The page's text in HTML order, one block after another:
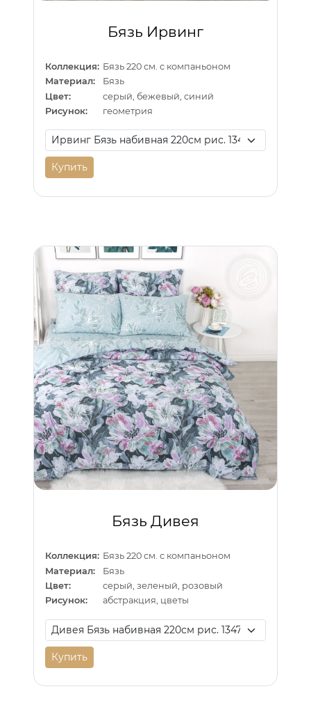
Бязь Ирвинг
Коллекция: Бязь 220 см. с компаньоном
Материал:
Бязь
Цвет:
серый, бежевый, синий
Рисунок:
геометрия
Купить
Бязь Дивея
Коллекция: Бязь 220 см. с компаньоном
Материал:
Бязь
Цвет:
серый, зеленый, розовый
Рисунок:
абстракция, цветы
Купить